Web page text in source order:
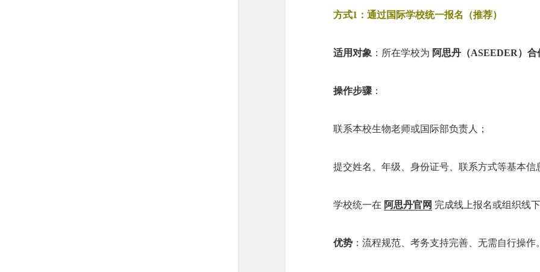
方式1：通过国际学校统一报名（推荐）
适用对象 ：所在学校为 阿思丹（ASEEDER）合
操作步骤 ：
联系本校生物老师或国际部负责人；
提交姓名、年级、身份证号、联系方式等基本信
学校统一在 阿思丹官网 完成线上报名或组织线下
优势 ：流程规范、考务支持完善、无需自行操作。